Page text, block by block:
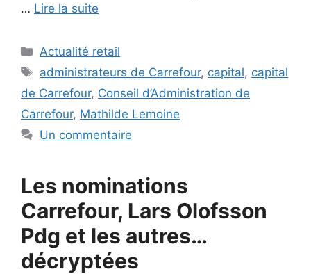
… Lire la suite
Catégories
Actualité retail
Étiquettes
administrateurs de Carrefour, capital, capital
de Carrefour, Conseil d’Administration de
Carrefour, Mathilde Lemoine
Un commentaire
Les nominations
Carrefour, Lars Olofsson
Pdg et les autres…
décryptées